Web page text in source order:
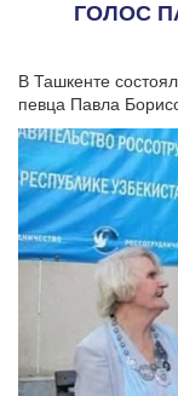
ГОЛОС
В Ташкенте
певца Павла